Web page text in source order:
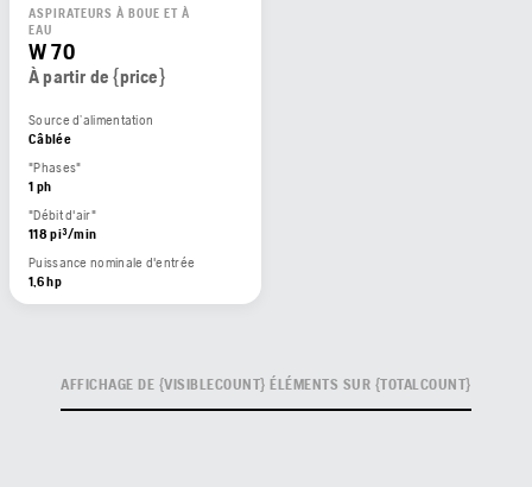
ASPIRATEURS À BOUE ET À
EAU
W 70
À partir de {price}
Source d’alimentation
Câblée
"Phases"
1 ph
"Débit d'air"
118 pi³/min
Puissance nominale d'entrée
1,6 hp
AFFICHAGE DE {VISIBLECOUNT} ÉLÉMENTS SUR {TOTALCOUNT}